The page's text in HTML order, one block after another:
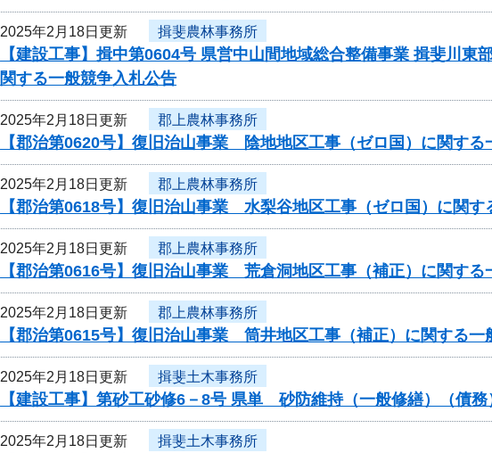
2025年2月18日更新 揖斐農林事務所
【建設工事】揖中第0604号 県営中山間地域総合整備事業 揖斐川東
関する一般競争入札公告
2025年2月18日更新 郡上農林事務所
【郡治第0620号】復旧治山事業 陰地地区工事（ゼロ国）に関する
2025年2月18日更新 郡上農林事務所
【郡治第0618号】復旧治山事業 水梨谷地区工事（ゼロ国）に関す
2025年2月18日更新 郡上農林事務所
【郡治第0616号】復旧治山事業 荒倉洞地区工事（補正）に関する
2025年2月18日更新 郡上農林事務所
【郡治第0615号】復旧治山事業 筒井地区工事（補正）に関する一
2025年2月18日更新 揖斐土木事務所
【建設工事】第砂工砂修6－8号 県単 砂防維持（一般修繕）（債
2025年2月18日更新 揖斐土木事務所